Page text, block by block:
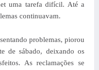
uma tarefa difícil. Até a
continuavam.
problemas, piorou
de sábado, deixando os
As reclamações se